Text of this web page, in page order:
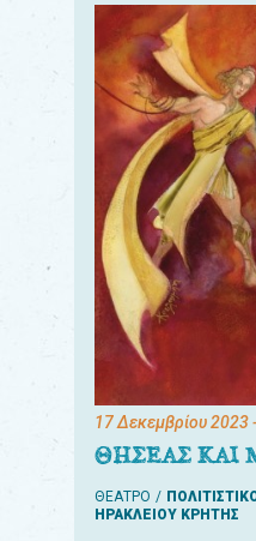
17 Δεκεμβρίου 2023
ΘΗΣΕΑΣ ΚΑΙ
ΘΕΑΤΡΟ
ΗΡΑΚΛΕΙΟΥ ΚΡΗΤΗΣ